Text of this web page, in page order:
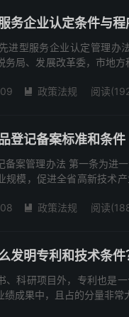
务企业认定条件与程
进型服务企业认定管理办
务局、发展改革委，市地
 政策法规 阅读
登记备案标准和条件
备案管理办法 第一条为进
规模，促进全省高新技术
 政策法规 阅读
发明专利和技术条件
、科研项目外，专利也是
绩成果中，且占的分量非常